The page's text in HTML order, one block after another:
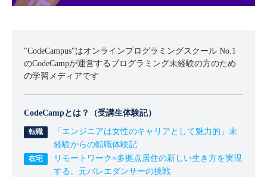
"CodeCampus"はオンラインプログラミングスクール No.1
のCodeCampが運営するプログラミング未経験の方のため
の学習メディアです
CodeCampとは？（受講生体験記）
「エンジニアは女性のキャリアとして魅力的」未
経験からの転職体験記
リモートワーク×多拠点居住の新しい生き方を実現
する。元バレエダンサーの挑戦